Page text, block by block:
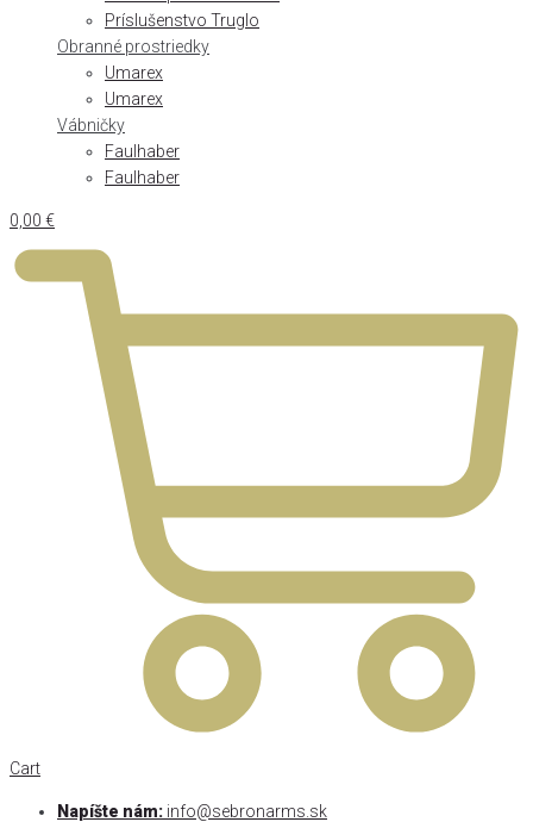
Príslušenstvo Truglo
Obranné prostriedky
Umarex
Umarex
Vábničky
Faulhaber
Faulhaber
0,00 €
Cart
Napíšte nám: info@sebronarms.sk